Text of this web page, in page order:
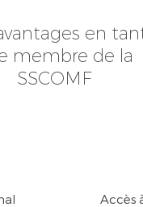
en
membre de la
SSCOMF
Accès